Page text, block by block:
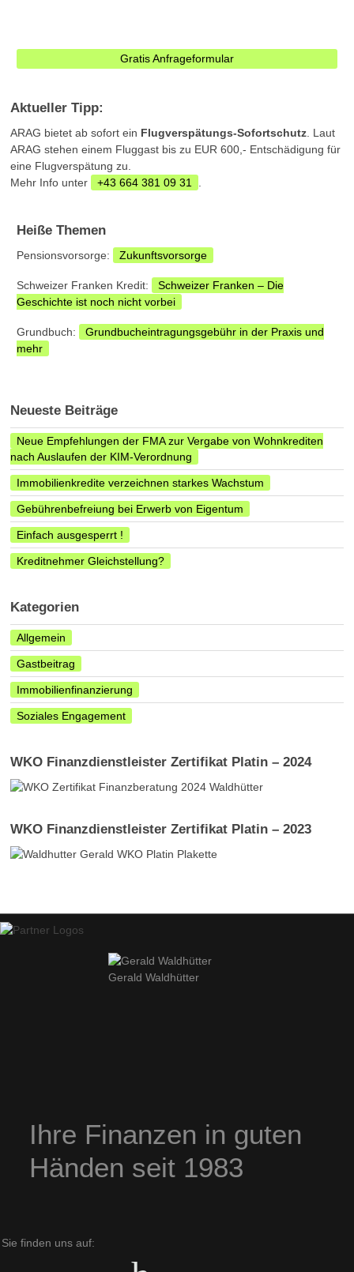
Gratis Anfrageformular
Aktueller Tipp:
ARAG bietet ab sofort ein Flugverspätungs-Sofortschutz . Laut
ARAG stehen einem Fluggast bis zu EUR 600,- Entschädigung für
eine Flugverspätung zu.
Mehr Info unter
+43 664 381 09 31
Heiße Themen
Pensionsvorsorge: Zukunftsvorsorge
Schweizer Franken Kredit:
Schweizer Franken – Die
Geschichte ist noch nicht vorbei
Grundbuch:
Grundbucheintragungsgebühr in der Praxis und
mehr
Neueste Beiträge
Neue Empfehlungen der FMA zur Vergabe von Wohnkrediten
nach Auslaufen der KIM-Verordnung
Immobilienkredite verzeichnen starkes Wachstum
Gebührenbefreiung bei Erwerb von Eigentum
Einfach ausgesperrt !
Kreditnehmer Gleichstellung?
Kategorien
Allgemein
Gastbeitrag
Immobilienfinanzierung
Soziales Engagement
WKO Finanzdienstleister Zertifikat Platin – 2024
WKO Finanzdienstleister Zertifikat Platin – 2023
Gerald Waldhütter
Ihre Finanzen in guten
Händen seit 1983
Sie finden uns auf: